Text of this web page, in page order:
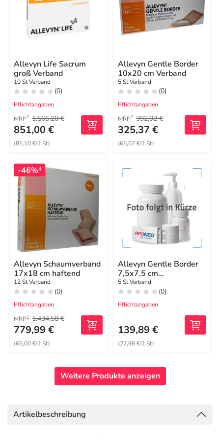
Allevyn Life Sacrum
groß Verband
10 St Verband
(0)
Pflichtangaben
MRP2 1.565,20 €
851,00 €
(85,10 €/1 St)
Allevyn Gentle Border
10x20 cm Verband
5 St Verband
(0)
Pflichtangaben
MRP2 392,02 €
325,37 €
(65,07 €/1 St)
-46%4
Allevyn Schaumverband
17x18 cm haftend
12 St Verband
(0)
Pflichtangaben
MRP2 1.434,58 €
779,99 €
(65,00 €/1 St)
Allevyn Gentle Border
7,5x7,5 cm
Schaumverband
5 St Verband
(0)
Pflichtangaben
139,89 €
(27,98 €/1 St)
Weitere Produkte anzeigen
Artikelbeschreibung